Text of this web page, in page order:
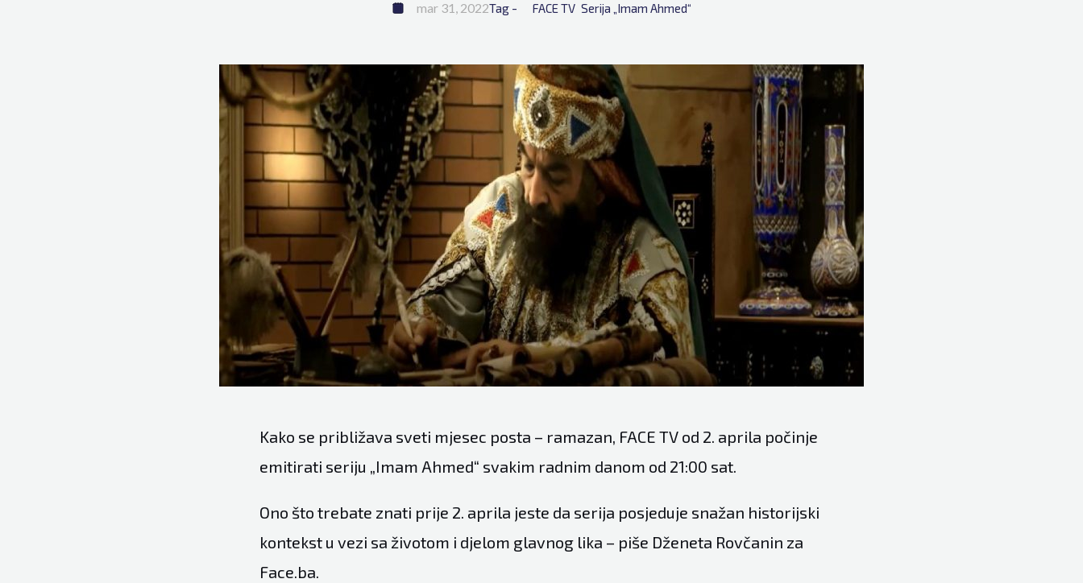
mar 31, 2022Tag - FACE TV Serija „Imam Ahmed“
Kako se približava sveti mjesec posta – ramazan, FACE TV od 2. aprila počinje
emitirati seriju „Imam Ahmed“ svakim radnim danom od 21:00 sat.
Ono što trebate znati prije 2. aprila jeste da serija posjeduje snažan historijski
kontekst u vezi sa životom i djelom glavnog lika – piše Dženeta Rovčanin za
Face.ba.